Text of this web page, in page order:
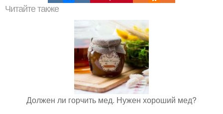
Читайте также
Должен ли горчить мед. Нужен хороший мед?